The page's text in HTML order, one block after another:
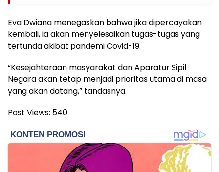
Eva Dwiana menegaskan bahwa jika dipercayakan
kembali, ia akan menyelesaikan tugas-tugas yang
tertunda akibat pandemi Covid-19.
“Kesejahteraan masyarakat dan Aparatur Sipil
Negara akan tetap menjadi prioritas utama di masa
yang akan datang,” tandasnya.
Post Views: 540